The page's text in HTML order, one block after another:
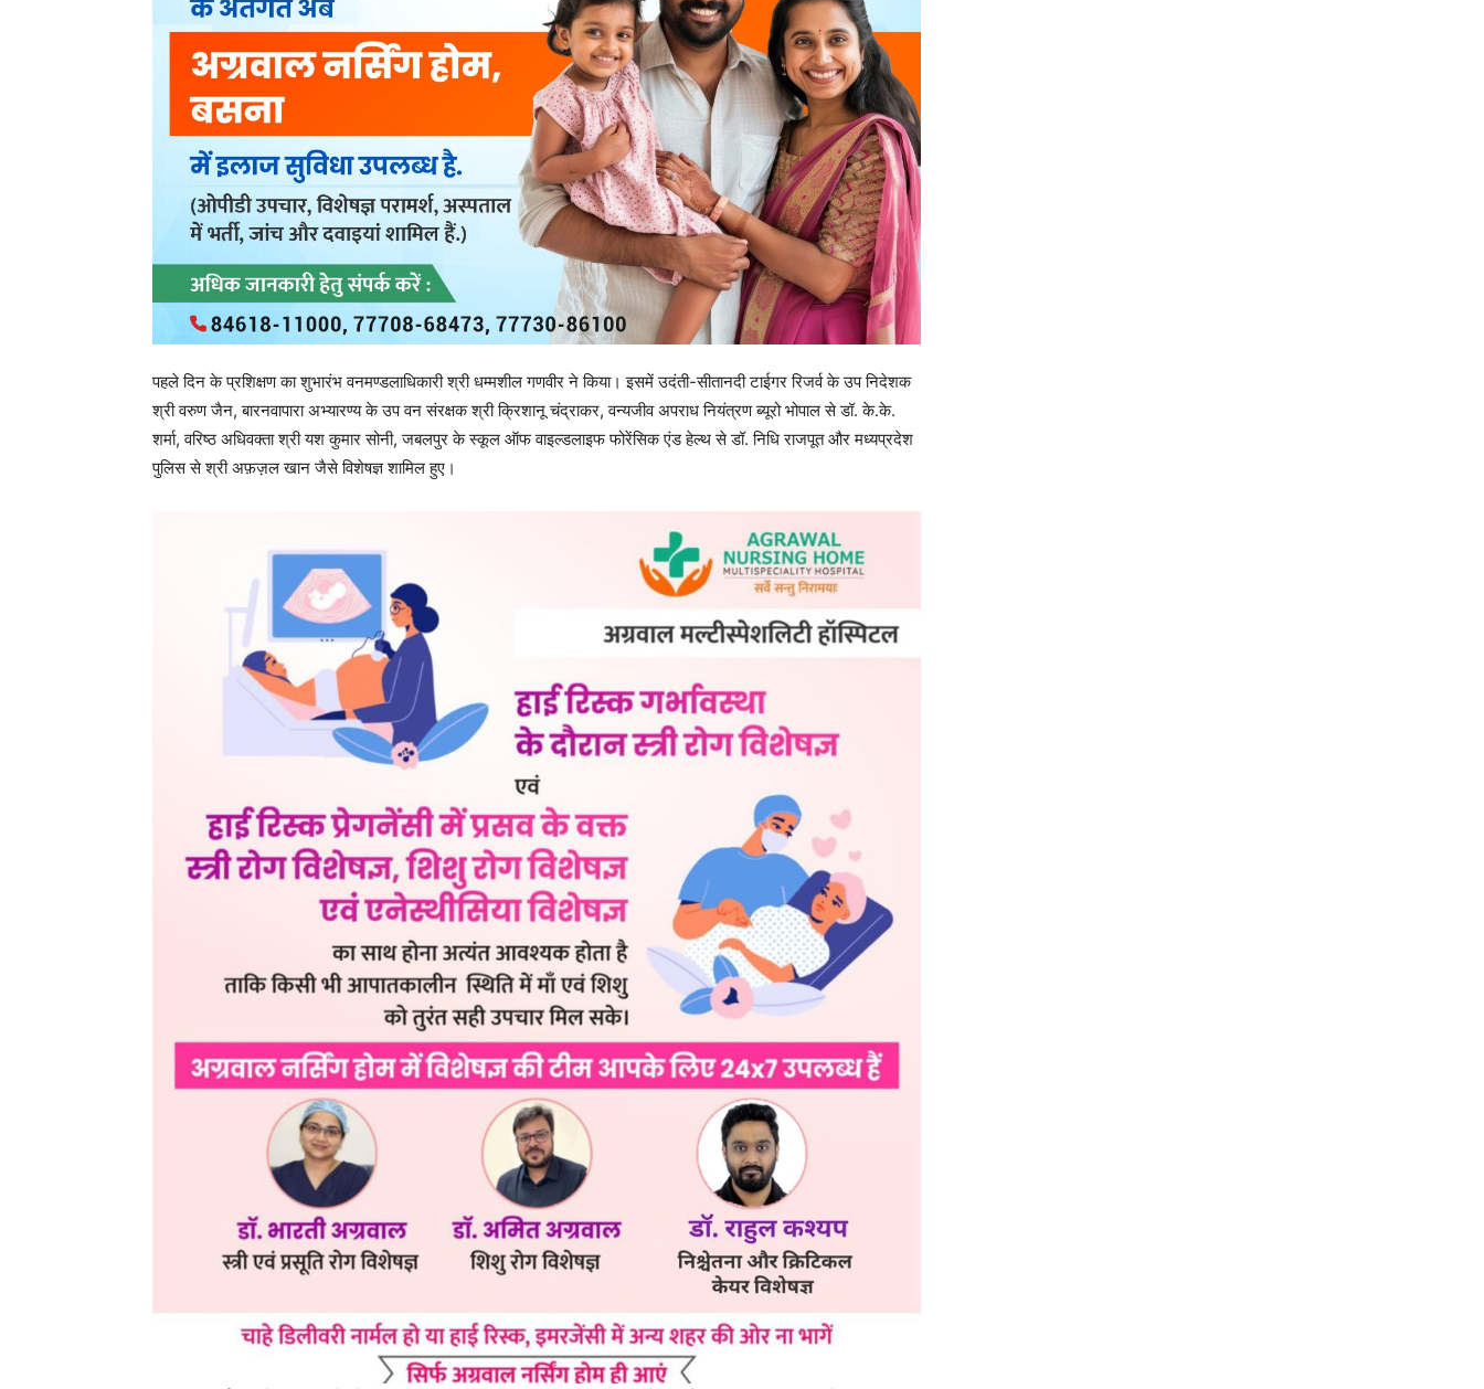
पहले दिन के प्रशिक्षण का शुभारंभ वनमण्डलाधिकारी श्री धम्मशील गणवीर ने किया। इसमें उदंती-सीतानदी टाईगर रिजर्व के उप निदेशक
श्री वरुण जैन, बारनवापारा अभ्यारण्य के उप वन संरक्षक श्री क्रिशानू चंद्राकर, वन्यजीव अपराध नियंत्रण ब्यूरो भोपाल से डॉ. के.के.
शर्मा, वरिष्ठ अधिवक्ता श्री यश कुमार सोनी, जबलपुर के स्कूल ऑफ वाइल्डलाइफ फोरेंसिक एंड हेल्थ से डॉ. निधि राजपूत और मध्यप्रदेश
पुलिस से श्री अफ़ज़ल खान जैसे विशेषज्ञ शामिल हुए।
प्रशिक्षण कार्यशाला में प्रतिभागियों को वन्यजीव संरक्षण अधिनियम 1972, दंडनीय अपराधों की श्रेणियां, अनुसूचित प्राणियों का महत्व,
अपराध जांच की प्रक्रिया और न्यायालय में साक्ष्यों की वैधानिकता पर जानकारी दी गई। विशेषज्ञों ने केस स्टडी और वास्तविक उदाहरणों के
जरिए विषय को और अधिक सरल व प्रभावी बनाया।